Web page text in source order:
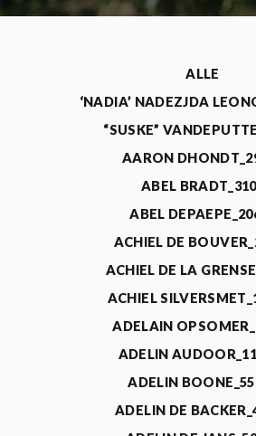
ALLE
‘NADIA’ NADEZJDA
“SUSKE”
AARON
ABEL
ABEL
ACHIEL DE
ACHIEL DE LA
ACHIEL
ADELAIN
ADELIN
ADELIN
ADELIN DE